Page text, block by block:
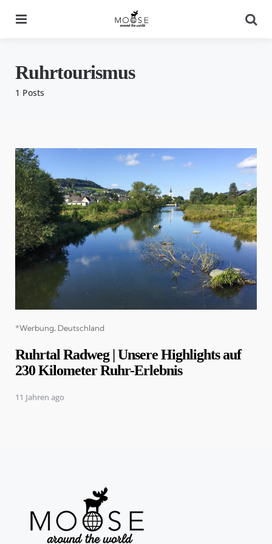
1 Posts
Ruhrtourismus
Categories
*Werbung Deutschland
Ruhrtal Radweg | Unsere Highlights auf
230 Kilometer Ruhr-Erlebnis
11 Jahren ago